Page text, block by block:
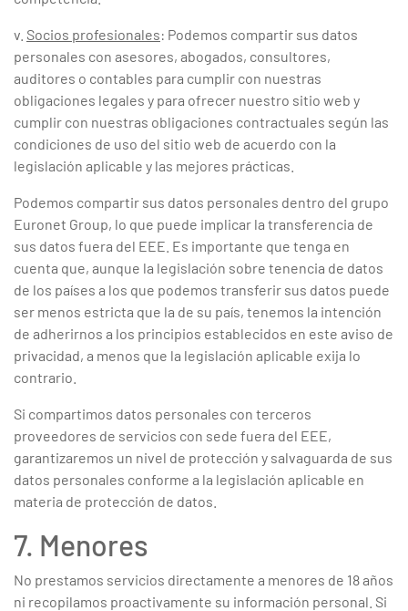
v. Socios profesionales: Podemos compartir sus datos
personales con asesores, abogados, consultores,
auditores o contables para cumplir con nuestras
obligaciones legales y para ofrecer nuestro sitio web y
cumplir con nuestras obligaciones contractuales según las
condiciones de uso del sitio web de acuerdo con la
legislación aplicable y las mejores prácticas.
Podemos compartir sus datos personales dentro del grupo
Euronet Group, lo que puede implicar la transferencia de
sus datos fuera del EEE. Es importante que tenga en
cuenta que, aunque la legislación sobre tenencia de datos
de los países a los que podemos transferir sus datos puede
ser menos estricta que la de su país, tenemos la intención
de adherirnos a los principios establecidos en este aviso de
privacidad, a menos que la legislación aplicable exija lo
contrario.
Si compartimos datos personales con terceros
proveedores de servicios con sede fuera del EEE,
garantizaremos un nivel de protección y salvaguarda de sus
datos personales conforme a la legislación aplicable en
materia de protección de datos.
7. Menores
No prestamos servicios directamente a menores de 18 años
ni recopilamos proactivamente su información personal. Si